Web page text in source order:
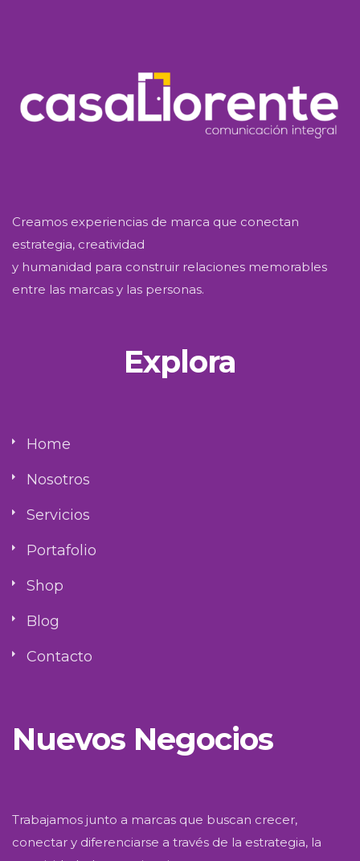
Creamos experiencias de marca que conectan
estrategia, creatividad
y humanidad para construir relaciones memorables
entre las marcas y las personas.
Explora
Home
Nosotros
Servicios
Portafolio
Shop
Blog
Contacto
Nuevos Negocios
Trabajamos junto a marcas que buscan crecer,
conectar y diferenciarse a través de la estrategia, la